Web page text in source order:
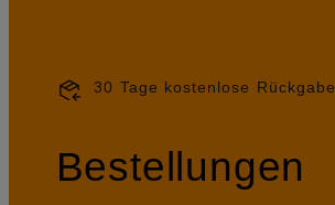
30 Tage kostenlose Rückgabe
Bestellungen